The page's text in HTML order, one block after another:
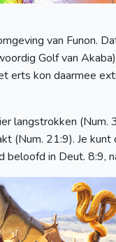
van Funon.
Golf van
erts kon daarmee
langstrokken
(Num. 21:9). Je
in Deut. 8:9,